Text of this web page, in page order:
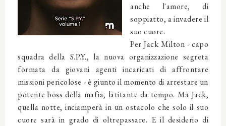
anche l'amore, di
soppiatto, a invadere il
suo cuore.
Per Jack Milton - capo
squadra della S.P.Y., la nuova organizzazione segreta
formata da giovani agenti incaricati di affrontare
missioni pericolose - è giunto il momento di arrestare un
potente boss della mafia, latitante da tempo. Ma Jack,
quella notte, inciamperà in un ostacolo che solo il suo
cuore sarà in grado di oltrepassare. E il desiderio di